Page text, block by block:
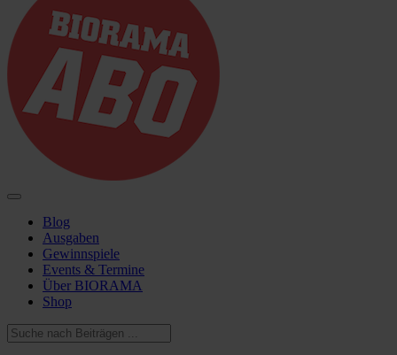
Blog
Ausgaben
Gewinnspiele
Events & Termine
Über BIORAMA
Shop